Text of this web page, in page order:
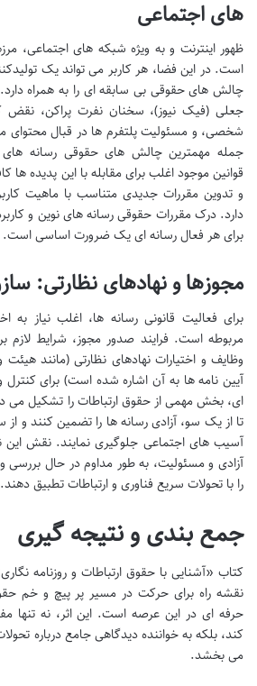
های اجتماعی
ظهور اینترنت و به ویژه شبکه های اجتماعی،
است. در این فضا، هر کاربر می تواند یک
چالش های حقوقی بی سابقه ای را به همراه دارد.
جعلی (فیک نیوز)، سخنان نفرت پراکن، نقض
شخصی، و مسئولیت پلتفرم ها در قبال محتوای
جمله مهمترین چالش های حقوقی رسانه
قوانین موجود اغلب برای مقابله با این پدیده ها
و تدوین مقررات جدیدی متناسب با ماهیت
دارد. درک مقررات حقوقی رسانه های نوین و
برای هر فعال رسانه ای یک ضرورت اساسی است.
مجوزها و نهادهای نظارتی:
برای فعالیت قانونی رسانه ها، اغلب نیاز به
مربوطه است. فرایند صدور مجوز، شرایط لازم
وظایف و اختیارات نهادهای نظارتی (مانند هیئت
آیین نامه ها به آن اشاره شده است) برای کنترل
ای، بخش مهمی از حقوق ارتباطات را تشکیل می
تا از یک سو، آزادی رسانه ها را تضمین کنند و
آسیب های اجتماعی جلوگیری نمایند. نقش این
آزادی و مسئولیت، به طور مداوم در حال بررسی
را با تحولات سریع فناوری و ارتباطات تطبیق دهند.
جمع بندی و نتیجه گیری
کتاب «آشنایی با حقوق ارتباطات و روزنامه
نقشه راه برای حرکت در مسیر پر پیچ و خم
حرفه ای در این عرصه است. این اثر، نه تنها
کند، بلکه به خواننده دیدگاهی جامع درباره
می بخشد.